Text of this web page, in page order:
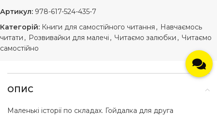
Артикул: 978-617-524-435-7
Категорій: Книги для самостійного читання , Навчаємось
читати , Розвивайки для малечі , Читаємо залюбки , Читаємо
самостійно
ОПИС
Маленькі історії по складах. Гойдалка для друга